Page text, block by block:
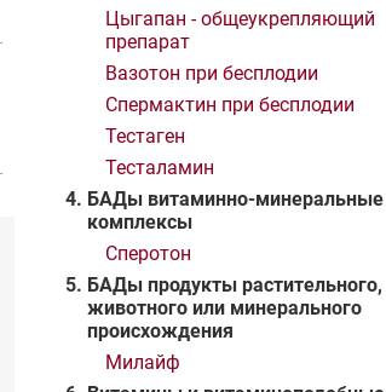
Цыгапан - общеукрепляющий
препарат
Вазотон при бесплодии
Спермактин при бесплодии
Тестаген
Тесталамин
БАДы витаминно-минеральные
комплексы
Сперотон
БАДы продукты растительного,
животного или минерального
происхождения
Милайф